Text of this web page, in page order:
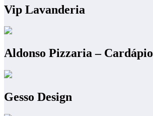
Vip Lavanderia
Aldonso Pizzaria – Cardápio
Gesso Design